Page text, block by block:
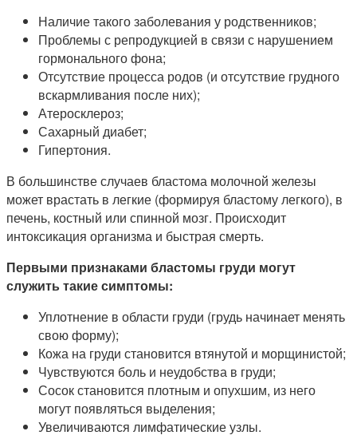
Наличие такого заболевания у родственников;
Проблемы с репродукцией в связи с нарушением
гормонального фона;
Отсутствие процесса родов (и отсутствие грудного
вскармливания после них);
Атеросклероз;
Сахарный диабет;
Гипертония.
В большинстве случаев бластома молочной железы
может врастать в легкие (формируя бластому легкого), в
печень, костный или спинной мозг. Происходит
интоксикация организма и быстрая смерть.
Первыми признаками бластомы груди могут
служить такие симптомы:
Уплотнение в области груди (грудь начинает менять
свою форму);
Кожа на груди становится втянутой и морщинистой;
Чувствуются боль и неудобства в груди;
Сосок становится плотным и опухшим, из него
могут появляться выделения;
Увеличиваются лимфатические узлы.